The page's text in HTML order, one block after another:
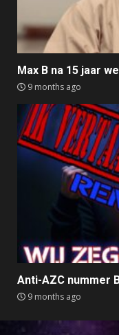
Max B na 15 jaar
9 months ago
Anti-AZC nummer
9 months ago